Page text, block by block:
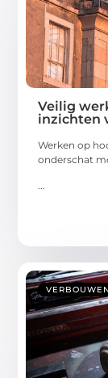
Veilig
inzichten
Werken op
onderschat
...
VERBOUWEN